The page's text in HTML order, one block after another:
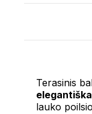
Terasinis
lauko